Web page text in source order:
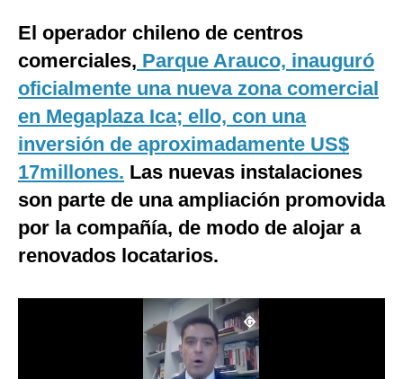
Mundo
EEUU
México
España
Internacional
Tecnología
Club del Suscriptor
El operador chileno de centros
comerciales, Parque Arauco, inauguró
oficialmente una nueva zona comercial
en Megaplaza Ica; ello, con una
inversión de aproximadamente US$
17millones. Las nuevas instalaciones
son parte de una ampliación promovida
por la compañía, de modo de alojar a
renovados locatarios.